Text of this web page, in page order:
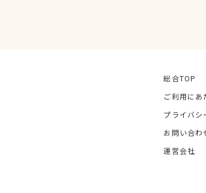
総合TOP
ご利用にあ
プライバシ
お問い合わ
運営会社